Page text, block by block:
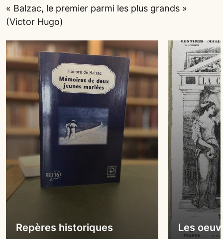
« Balzac, le premier parmi les plus grands »
(Victor Hugo)
Repères historiques Les